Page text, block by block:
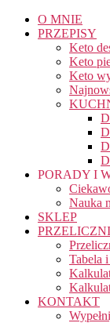
O MNIE
PRZEPISY
Keto
Keto
Keto
PORADY I
Nauka
SKLEP
Tabela
KONTAKT